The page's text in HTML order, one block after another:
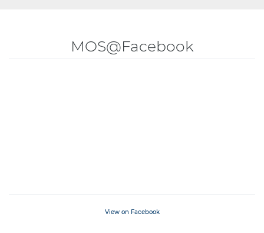
MOS@Facebook
View on Facebook